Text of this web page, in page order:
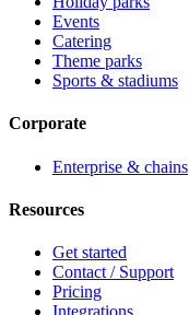
Events
Catering
Theme parks
Sports & stadiums
Corporate
Enterprise & chains
Resources
Get started
Contact / Support
Pricing